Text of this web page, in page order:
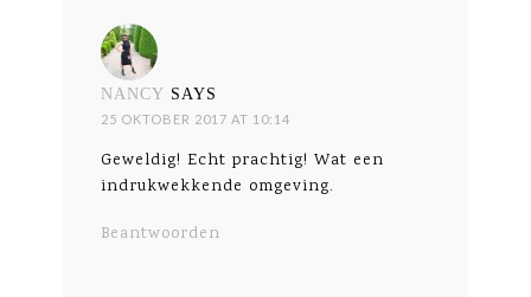
NANCY SAYS
25 OKTOBER 2017 AT 10:14
Geweldig! Echt prachtig! Wat een
indrukwekkende omgeving.
Beantwoorden